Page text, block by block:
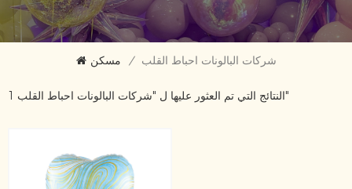
مسكن / شركات البالونات احباط القلب
1 النتائج التي تم العثور عليها ل "شركات البالونات احباط القلب"